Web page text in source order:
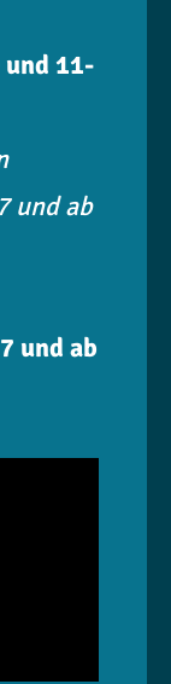
11-
und ab
und ab